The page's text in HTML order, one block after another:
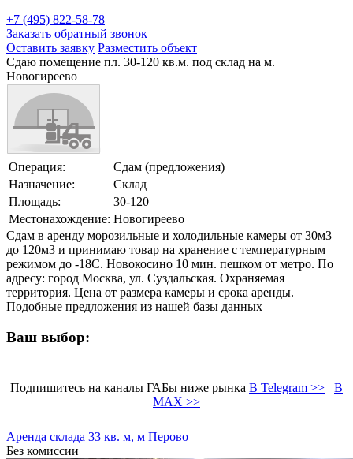
+7 (495) 822-58-78
Заказать обратный звонок
Оставить заявку Разместить объект
Сдаю помещение пл. 30-120 кв.м. под склад на м.
Новогиреево
Операция:
Сдам (предложения)
Назначение:
Склад
Площадь:
30-120
Местонахождение: Новогиреево
Сдам в аренду морозильные и холодильные камеры от 30м3
до 120м3 и принимаю товар на хранение c температурным
режимом до -18С. Новокосино 10 мин. пешком от метро. По
адресу: город Москва, ул. Суздальская. Охраняемая
территория. Цена от размера камеры и срока аренды.
Подобные предложения из нашей базы данных
Ваш выбор:
Подпишитесь на каналы ГАБы ниже рынка В Telegram >>
В
MAX >>
Аренда склада 33 кв. м, м Перово
Без комиссии